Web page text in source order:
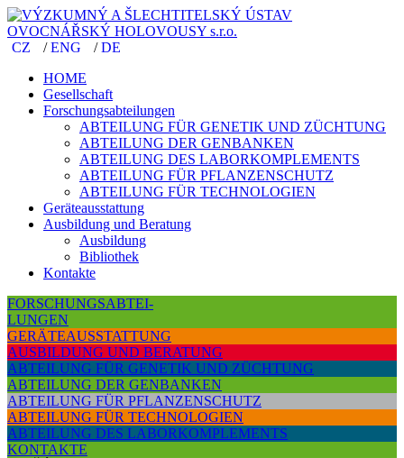
CZ /ENG /DE
HOME
Gesellschaft
Forschungsabteilungen
ABTEILUNG FÜR GENETIK UND ZÜCHTUNG
ABTEILUNG DER GENBANKEN
ABTEILUNG DES LABORKOMPLEMENTS
ABTEILUNG FÜR PFLANZENSCHUTZ
ABTEILUNG FÜR TECHNOLOGIEN
Geräteausstattung
Ausbildung und Beratung
Ausbildung
Bibliothek
Kontakte
FORSCHUNGSABTEI-
LUNGEN
GERÄTEAUSSTATTUNG
AUSBILDUNG UND BERATUNG
ABTEILUNG FÜR GENETIK UND ZÜCHTUNG
ABTEILUNG DER GENBANKEN
ABTEILUNG FÜR PFLANZENSCHUTZ
ABTEILUNG FÜR TECHNOLOGIEN
ABTEILUNG DES LABORKOMPLEMENTS
KONTAKTE